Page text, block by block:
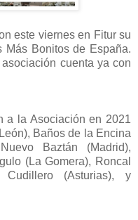
este viernes en Fitur su
Más Bonitos de España.
cuenta ya con
a la Asociación en 2021
Baños de la Encina
Baztán (Madrid),
(La Gomera), Roncal
Cudillero (Asturias), y